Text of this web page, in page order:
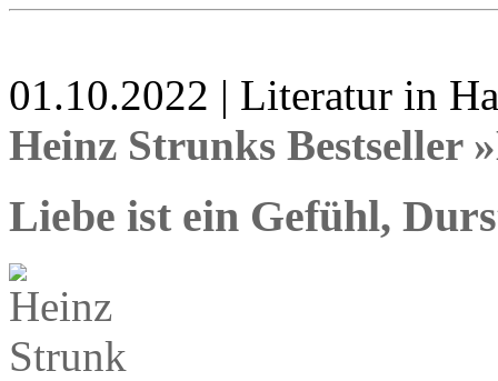
01.10.2022 | Literatur in
Heinz Strunks Bestseller
Liebe ist ein Gefühl,